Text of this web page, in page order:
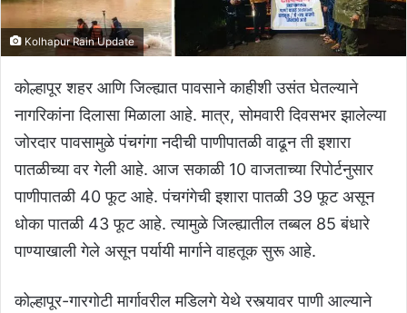
Kolhapur Rain Update
कोल्हापूर शहर आणि जिल्ह्यात पावसाने काहीशी उसंत घेतल्याने
नागरिकांना दिलासा मिळाला आहे. मात्र, सोमवारी दिवसभर झालेल्या
जोरदार पावसामुळे पंचगंगा नदीची पाणीपातळी वाढून ती इशारा
पातळीच्या वर गेली आहे. आज सकाळी 10 वाजताच्या रिपोर्टनुसार
पाणीपातळी 40 फूट आहे. पंचगंगेची इशारा पातळी 39 फूट असून
धोका पातळी 43 फूट आहे. त्यामुळे जिल्ह्यातील तब्बल 85 बंधारे
पाण्याखाली गेले असून पर्यायी मार्गाने वाहतूक सुरू आहे.
कोल्हापूर-गारगोटी मार्गावरील मडिलगे येथे रस्त्यावर पाणी आल्याने